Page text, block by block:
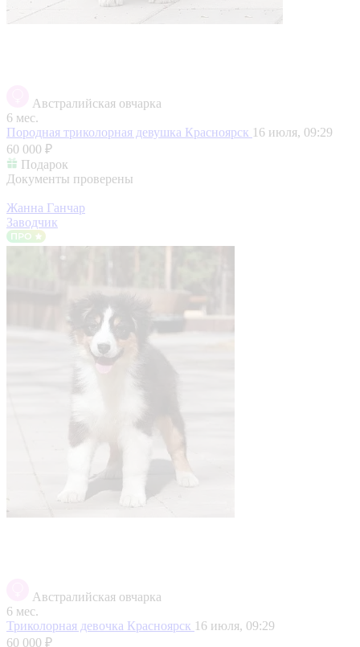
Австралийская овчарка
6 мес.
Породная триколорная девушка Красноярск 16 июля, 09:29
60 000 ₽
Подарок
Документы проверены
Жанна Ганчар
Заводчик
Австралийская овчарка
6 мес.
Триколорная девочка Красноярск 16 июля, 09:29
60 000 ₽